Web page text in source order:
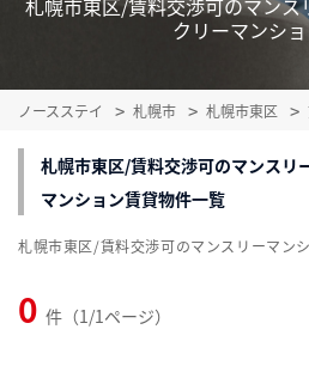
札幌市東区/賃料交渉可のマンス
クリーマンシ
ノースステイ 札幌市 札幌市東区
札幌市東区/賃料交渉可のマンスリ
マンション賃貸物件一覧
0 件（1/1ページ）